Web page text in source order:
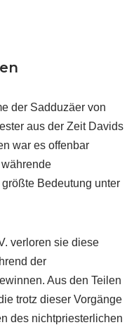
der Sadduzäer von
aus der Zeit Davids
war es offenbar
Bedeutung unter
verloren sie diese
der
Aus den Teilen
trotz dieser Vorgänge
des nichtpriesterlichen